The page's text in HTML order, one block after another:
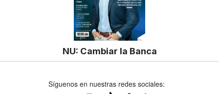
NU: Cambiar la Banca
Síguenos en nuestras redes sociales: